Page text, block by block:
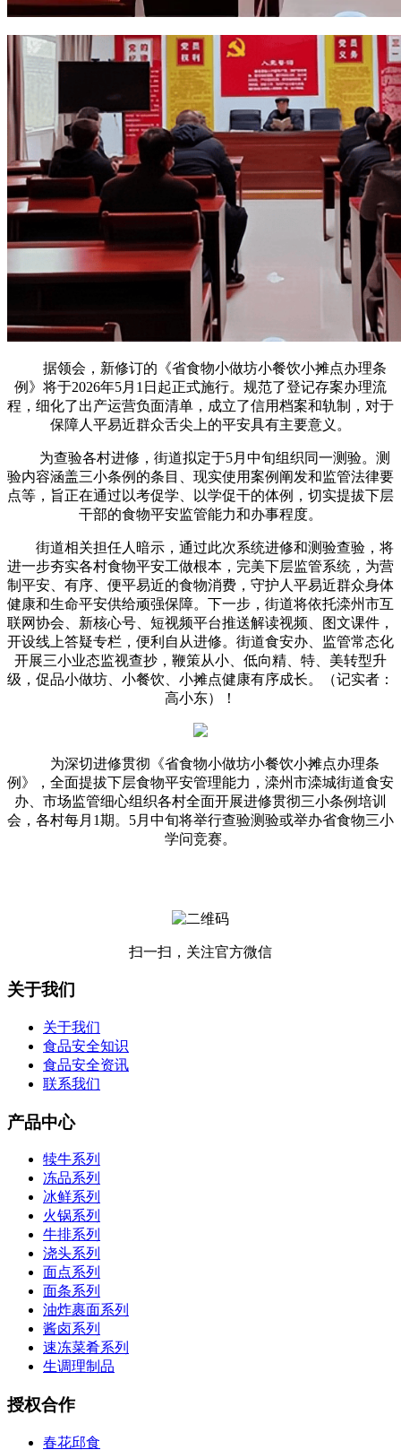
据领会，新修订的《省食物小做坊小餐饮小摊点办理条
例》将于2026年5月1日起正式施行。规范了登记存案办理流
程，细化了出产运营负面清单，成立了信用档案和轨制，对于
保障人平易近群众舌尖上的平安具有主要意义。
为查验各村进修，街道拟定于5月中旬组织同一测验。测
验内容涵盖三小条例的条目、现实使用案例阐发和监管法律要
点等，旨正在通过以考促学、以学促干的体例，切实提拔下层
干部的食物平安监管能力和办事程度。
街道相关担任人暗示，通过此次系统进修和测验查验，将
进一步夯实各村食物平安工做根本，完美下层监管系统，为营
制平安、有序、便平易近的食物消费，守护人平易近群众身体
健康和生命平安供给顽强保障。下一步，街道将依托滦州市互
联网协会、新核心号、短视频平台推送解读视频、图文课件，
开设线上答疑专栏，便利自从进修。街道食安办、监管常态化
开展三小业态监视查抄，鞭策从小、低向精、特、美转型升
级，促品小做坊、小餐饮、小摊点健康有序成长。（记实者：
高小东）！
为深切进修贯彻《省食物小做坊小餐饮小摊点办理条
例》，全面提拔下层食物平安管理能力，滦州市滦城街道食安
办、市场监管细心组织各村全面开展进修贯彻三小条例培训
会，各村每月1期。5月中旬将举行查验测验或举办省食物三小
学问竞赛。
扫一扫，关注官方微信
关于我们
关于我们
食品安全知识
食品安全资讯
联系我们
产品中心
犊牛系列
冻品系列
冰鲜系列
火锅系列
牛排系列
浇头系列
面点系列
面条系列
油炸裹面系列
酱卤系列
速冻菜肴系列
生调理制品
授权合作
春花邱食